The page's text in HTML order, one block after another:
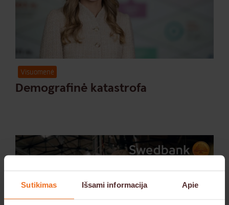
Sutikimas Išsami informacija Apie
Visuomenė
Demografinė katastrofa